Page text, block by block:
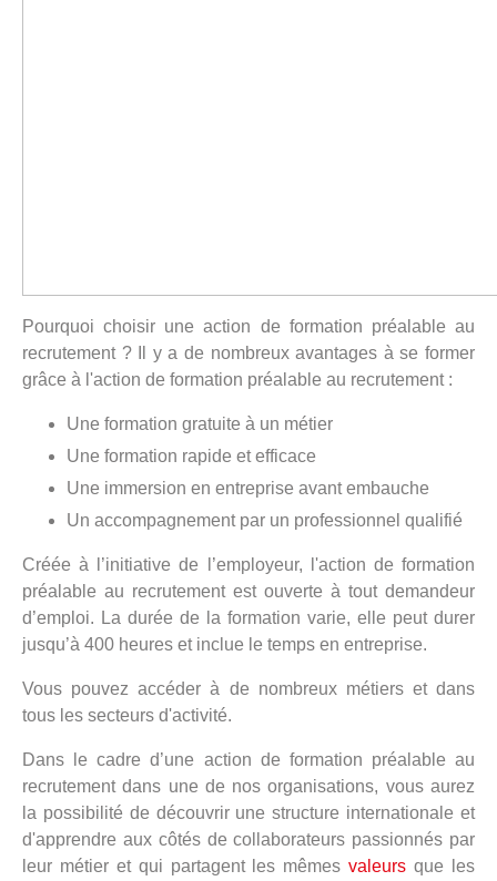
Pourquoi choisir une action de formation préalable au
recrutement ? Il y a de nombreux avantages à se former
grâce à l'action de formation préalable au recrutement :
Une formation gratuite à un métier
Une formation rapide et efficace
Une immersion en entreprise avant embauche
Un accompagnement par un professionnel qualifié
Créée à l’initiative de l’employeur, l'action de formation
préalable au recrutement est ouverte à tout demandeur
d’emploi. La durée de la formation varie, elle peut durer
jusqu’à 400 heures et inclue le temps en entreprise.
Vous pouvez accéder à de nombreux métiers et dans
tous les secteurs d'activité.
Dans le cadre d’une action de formation préalable au
recrutement dans une de nos organisations, vous aurez
la possibilité de découvrir une structure internationale et
d'apprendre aux côtés de collaborateurs passionnés par
leur métier et qui partagent les mêmesvaleurs que les